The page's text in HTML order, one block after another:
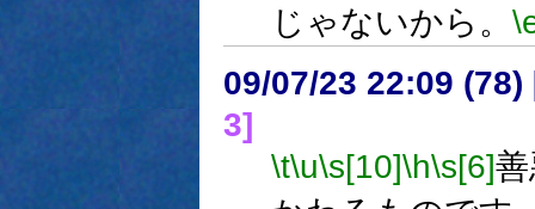
じゃないから。
09/07/23 22:09 (78)
3]
\t\u\s[10]\h\s[6]